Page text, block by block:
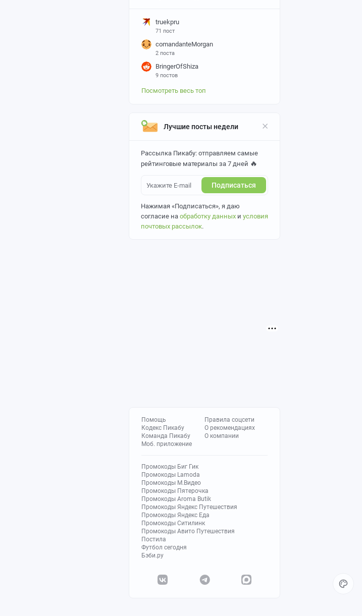
truekpru
71 пост
comandanteMorgan
2 поста
BringerOfShiza
9 постов
Посмотреть весь топ
Лучшие посты недели
Рассылка Пикабу: отправляем самые
рейтинговые материалы за 7 дней 🔥
Подписаться
Нажимая «Подписаться», я даю
согласие на обработку данных и условия
почтовых рассылок.
Помощь
Кодекс Пикабу
Команда Пикабу
Моб. приложение
Правила соцсети
О рекомендациях
О компании
Промокоды Биг Гик
Промокоды Lamoda
Промокоды М.Видео
Промокоды Пятерочка
Промокоды Aroma Butik
Промокоды Яндекс Путешествия
Промокоды Яндекс Еда
Промокоды Ситилинк
Промокоды Авито Путешествия
Постила
Футбол сегодня
Бэби.ру